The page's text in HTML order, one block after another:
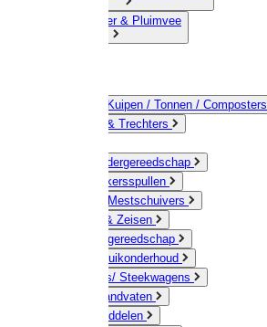
12) Kleindier & Pluimvee
Emmers / Kuipen / Tonnen / Composters
Jerrycans & Trechters
Hand-/ Kindergereedschap
Stratenmakersspullen
Sneeuw- / Mestschuivers
Baggeren & Zeisen
Elektrisch gereedschap
Boom / Struikonderhoud
Kruiwagens/ Steekwagens
Stelen / Handvaten
Tuinhulpmiddelen